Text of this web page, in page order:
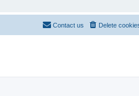
Delete
Contact us